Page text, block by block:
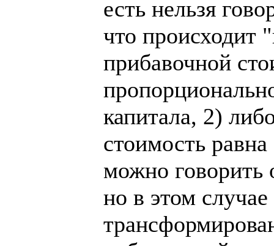
есть нельзя
что происходит
прибавочной
капитала, 2)
стоимость
можно говорить
но в этом